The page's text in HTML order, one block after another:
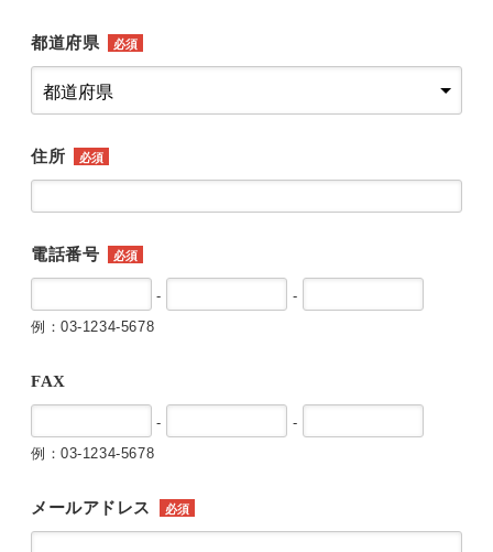
都道府県 必須
住所 必須
電話番号 必須
-
-
例：03-1234-5678
FAX
-
-
例：03-1234-5678
メールアドレス 必須